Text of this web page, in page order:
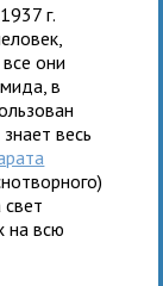
г.
они
в
весь
на всю